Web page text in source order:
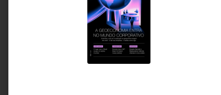
Humana AI, Faculty Global
da Singularity University e